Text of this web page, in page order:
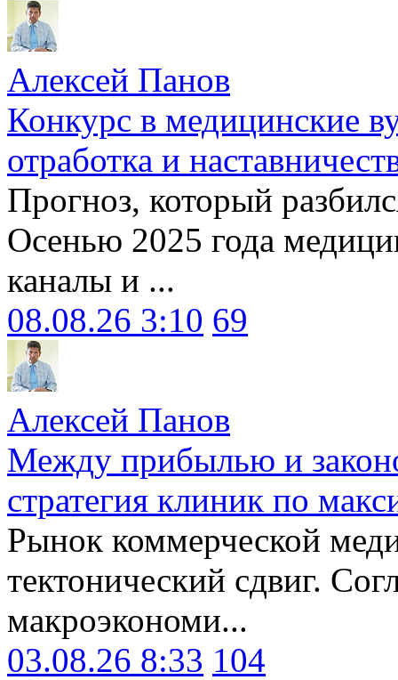
Алексей Панов
Конкурс в медицинские
отработка и
Прогноз, который
Осенью 2025 года
каналы и ...
08.08.26 3:10 69
Алексей Панов
Между прибылью и
стратегия клиник по
Рынок коммерческой
тектонический сдвиг.
макроэкономи...
03.08.26 8:33 104